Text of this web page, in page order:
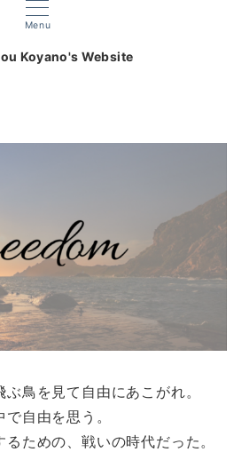
Menu
Koyano's Website
鳥を見て自由にあこがれ。
自由を思う。
ための、戦いの時代だった。